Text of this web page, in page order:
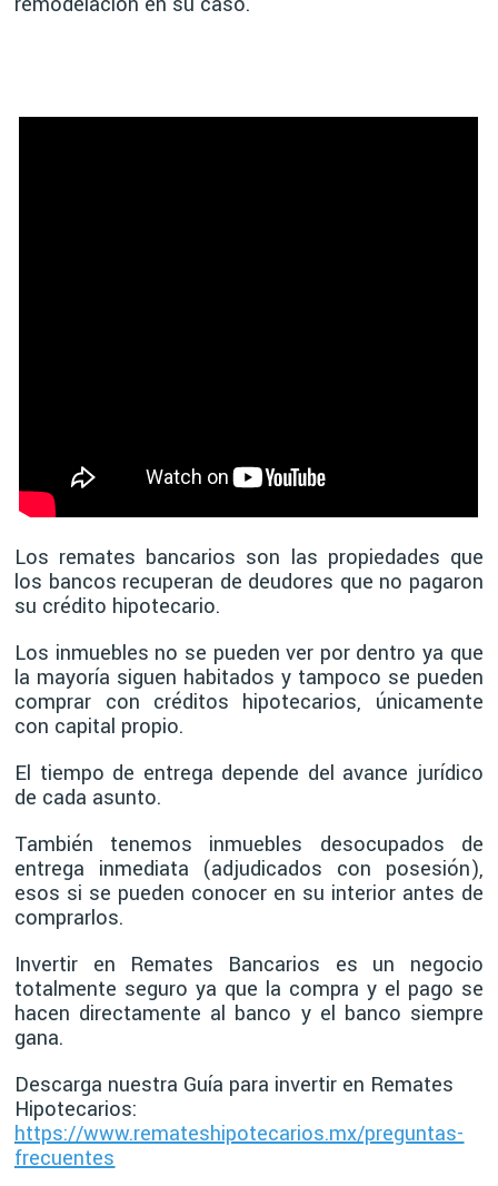
Los remates bancarios son las propiedades que
los bancos recuperan de deudores que no pagaron
su crédito hipotecario.
Los inmuebles no se pueden ver por dentro ya que
la mayoría siguen habitados y tampoco se pueden
comprar con créditos hipotecarios, únicamente
con capital propio.
El tiempo de entrega depende del avance jurídico
de cada asunto.
También tenemos inmuebles desocupados de
entrega inmediata (adjudicados con posesión),
esos si se pueden conocer en su interior antes de
comprarlos.
Invertir en Remates Bancarios es un negocio
totalmente seguro ya que la compra y el pago se
hacen directamente al banco y el banco siempre
gana.
Descarga nuestra Guía para invertir en Remates
Hipotecarios:
https://www.remateshipotecarios.mx/preguntas-
frecuentes